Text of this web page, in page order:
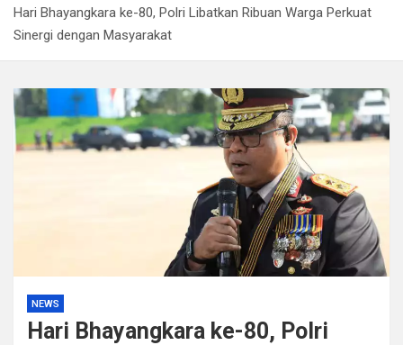
Kapolda Sumsel Tekankan Tiga Langkah Cegah
Kejahatan Siber Lewat Program Paham AI
Satpol PP Bandung Tertibkan 645 Bangunan Liar dalam
Polisi Bongkar Dugaan Peredaran Sabu di Bengkulu,
Puluhan Gram Narkotika Disita
Kurir Ganja Ditangkap, Puluhan Paket Digagalkan Polisi
Hari Bhayangkara ke-80, Polri Libatkan Ribuan Warga Perkuat
Sinergi dengan Masyarakat
NEWS
Hari Bhayangkara ke-80, Polri